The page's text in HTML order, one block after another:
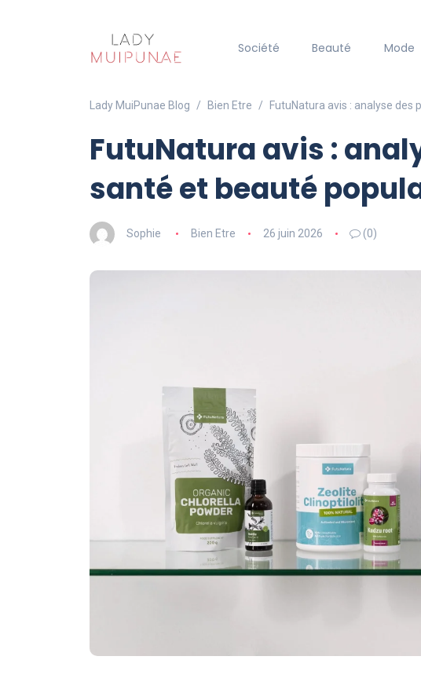
Société Beauté Mode
Lady MuiPunae Blog Bien Etre FutuNatura avis : analyse
FutuNatura avis :
santé et beauté
Sophie Bien Etre 26 juin 2026 (0)